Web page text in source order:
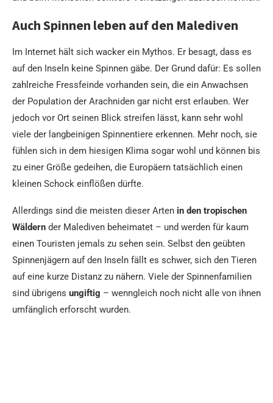
Auch Spinnen leben auf den Malediven
Im Internet hält sich wacker ein Mythos. Er besagt, dass es
auf den Inseln keine Spinnen gäbe. Der Grund dafür: Es sollen
zahlreiche Fressfeinde vorhanden sein, die ein Anwachsen
der Population der Arachniden gar nicht erst erlauben. Wer
jedoch vor Ort seinen Blick streifen lässt, kann sehr wohl
viele der langbeinigen Spinnentiere erkennen. Mehr noch, sie
fühlen sich in dem hiesigen Klima sogar wohl und können bis
zu einer Größe gedeihen, die Europäern tatsächlich einen
kleinen Schock einflößen dürfte.
Allerdings sind die meisten dieser Arten in den tropischen
Wäldern der Malediven beheimatet – und werden für kaum
einen Touristen jemals zu sehen sein. Selbst den geübten
Spinnenjägern auf den Inseln fällt es schwer, sich den Tieren
auf eine kurze Distanz zu nähern. Viele der Spinnenfamilien
sind übrigens ungiftig – wenngleich noch nicht alle von ihnen
umfänglich erforscht wurden.